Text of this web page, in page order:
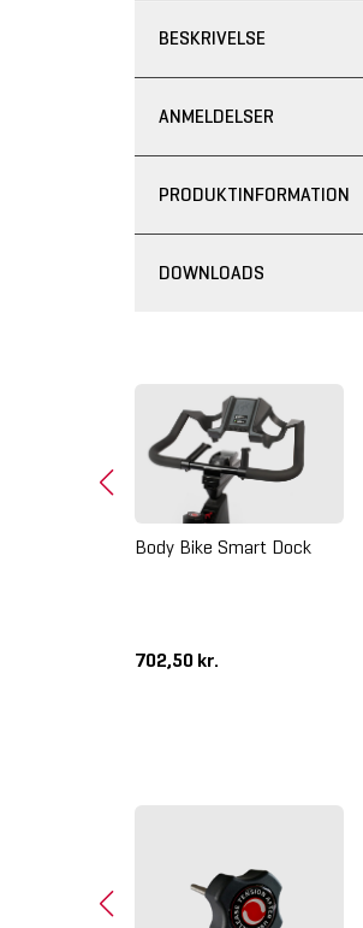
BESKRIVELSE
ANMELDELSER
PRODUKTINFORMATION
DOWNLOADS
Body Bike Smart Dock
702,50 kr.